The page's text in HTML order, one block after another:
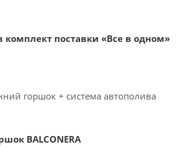
в комплект поставки «Все в одном»
горшок + система автополива
BALCONERA